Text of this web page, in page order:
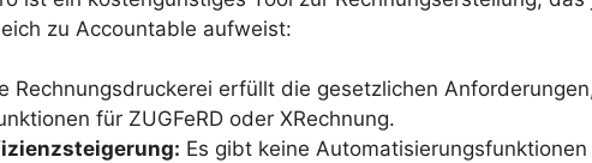
zu Accountable aufweist:
Rechnungsdruckerei erfüllt die gesetzlichen
für ZUGFeRD oder XRechnung.
Es gibt keine